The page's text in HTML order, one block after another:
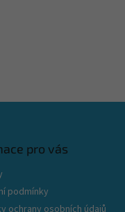
pro vás
podmínky
ochrany osobních údajů